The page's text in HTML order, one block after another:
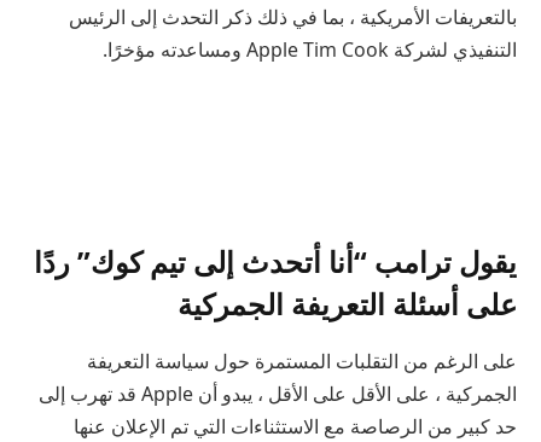
بالتعريفات الأمريكية ، بما في ذلك ذكر التحدث إلى الرئيس
التنفيذي لشركة Apple Tim Cook ومساعدته مؤخرًا.
يقول ترامب “أنا أتحدث إلى تيم كوك” ردًا
على أسئلة التعريفة الجمركية
على الرغم من التقلبات المستمرة حول سياسة التعريفة
الجمركية ، على الأقل على الأقل ، يبدو أن Apple قد تهرب إلى
حد كبير من الرصاصة مع الاستثناءات التي تم الإعلان عنها